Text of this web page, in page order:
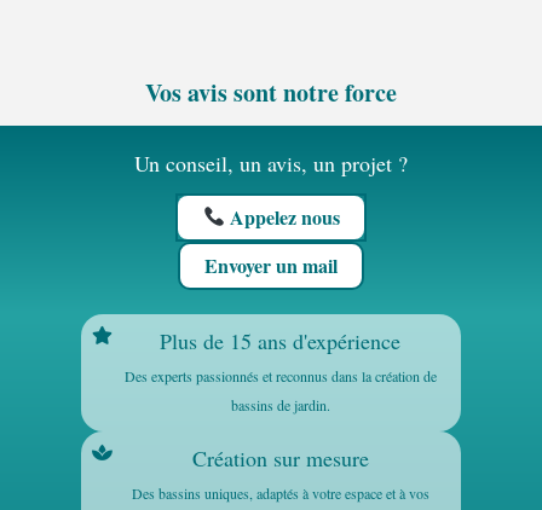
Vos avis sont notre force
Envoyer un mail
Appelez nous
Un conseil, un avis, un projet ?
Plus de 15 ans d'expérience
Des experts passionnés et reconnus dans la création de
bassins de jardin.
Création sur mesure
Des bassins uniques, adaptés à votre espace et à vos